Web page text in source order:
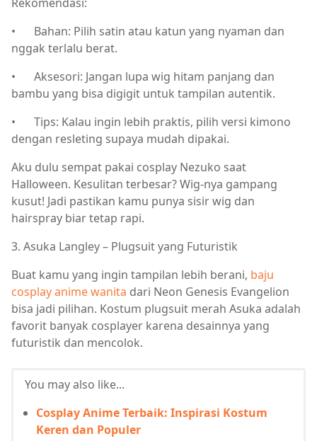
•
Bahan: Pilih satin atau katun yang nyaman dan
nggak terlalu berat.
•
Aksesori: Jangan lupa wig hitam panjang dan
bambu yang bisa digigit untuk tampilan autentik.
•
Tips: Kalau ingin lebih praktis, pilih versi kimono
dengan resleting supaya mudah dipakai.
Aku dulu sempat pakai cosplay Nezuko saat
Halloween. Kesulitan terbesar? Wig-nya gampang
kusut! Jadi pastikan kamu punya sisir wig dan
hairspray biar tetap rapi.
3. Asuka Langley – Plugsuit yang Futuristik
Buat kamu yang ingin tampilan lebih berani, baju
cosplay anime wanita dari Neon Genesis Evangelion
bisa jadi pilihan. Kostum plugsuit merah Asuka adalah
favorit banyak cosplayer karena desainnya yang
futuristik dan mencolok.
You may also like...
Cosplay Anime Terbaik: Inspirasi Kostum
Keren dan Populer